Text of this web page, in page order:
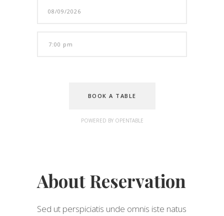
BOOK A TABLE
POWERED BY OPENTABLE
About Reservation
Sed ut perspiciatis unde omnis iste natus